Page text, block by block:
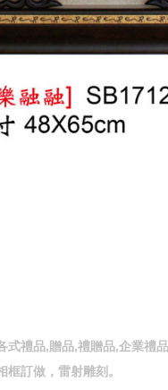
式禮品,贈品,禮贈品,企業禮
框訂做，雷射雕刻。